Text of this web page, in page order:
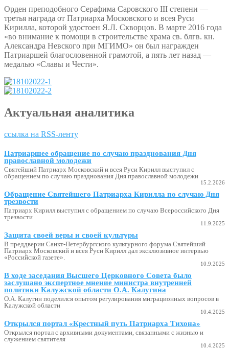
Орден преподобного Серафима Саровского III степени —
третья награда от Патриарха Московского и всея Руси
Кирилла, которой удостоен Я.Л. Скворцов. В марте 2016 года
«во внимание к помощи в строительстве храма св. блгв. кн.
Александра Невского при МГИМО» он был награжден
Патриаршей благословенной грамотой, а пять лет назад —
медалью «Славы и Чести».
Актуальная аналитика
ссылка на RSS-ленту
Патриаршее обращение по случаю празднования Дня
православной молодежи
Святейший Патриарх Московский и всея Руси Кирилл выступил с
обращением по случаю празднования Дня православной молодежи
15.2.2026
Обращение Святейшего Патриарха Кирилла по случаю Дня
трезвости
Патриарх Кирилл выступил с обращением по случаю Всероссийского Дня
трезвости
11.9.2025
Защита своей веры и своей культуры
В преддверии Санкт-Петербургского культурного форума Святейший
Патриарх Московский и всея Руси Кирилл дал эксклюзивное интервью
«Российской газете».
10.9.2025
В ходе заседания Высшего Церковного Совета было
заслушано экспертное мнение министра внутренней
политики Калужской области О.А. Калугина
О.А. Калугин поделился опытом регулирования миграционных вопросов в
Калужской области
10.4.2025
Открылся портал «Крестный путь Патриарха Тихона»
Открылся портал с архивными документами, связанными с жизнью и
служением святителя
10.4.2025